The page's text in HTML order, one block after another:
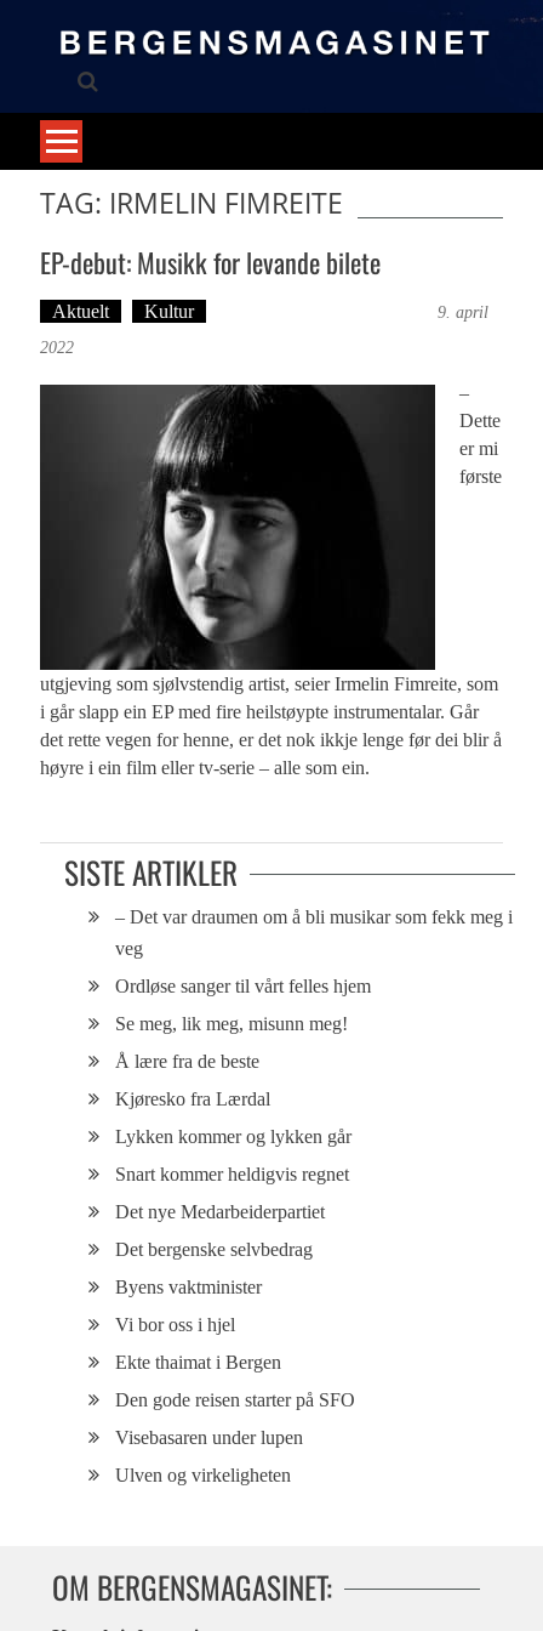
TAG: IRMELIN FIMREITE
EP-debut: Musikk for levande bilete
Aktuelt Kultur
9. april
2022
–
Dette
er mi
første
utgjeving som sjølvstendig artist, seier Irmelin Fimreite, som
i går slapp ein EP med fire heilstøypte instrumentalar. Går
det rette vegen for henne, er det nok ikkje lenge før dei blir å
høyre i ein film eller tv-serie – alle som ein.
SISTE ARTIKLER
– Det var draumen om å bli musikar som fekk meg i
veg
Ordløse sanger til vårt felles hjem
Se meg, lik meg, misunn meg!
Å lære fra de beste
Kjøresko fra Lærdal
Lykken kommer og lykken går
Snart kommer heldigvis regnet
Det nye Medarbeiderpartiet
Det bergenske selvbedrag
Byens vaktminister
Vi bor oss i hjel
Ekte thaimat i Bergen
Den gode reisen starter på SFO
Visebasaren under lupen
Ulven og virkeligheten
OM BERGENSMAGASINET: